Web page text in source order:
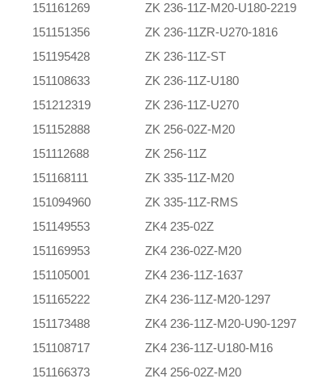
151161269
ZK 236-11Z-M20-U180-2219
151151356
ZK 236-11ZR-U270-1816
151195428
ZK 236-11Z-ST
151108633
ZK 236-11Z-U180
151212319
ZK 236-11Z-U270
151152888
ZK 256-02Z-M20
151112688
ZK 256-11Z
151168111
ZK 335-11Z-M20
151094960
ZK 335-11Z-RMS
151149553
ZK4 235-02Z
151169953
ZK4 236-02Z-M20
151105001
ZK4 236-11Z-1637
151165222
ZK4 236-11Z-M20-1297
151173488
ZK4 236-11Z-M20-U90-1297
151108717
ZK4 236-11Z-U180-M16
151166373
ZK4 256-02Z-M20